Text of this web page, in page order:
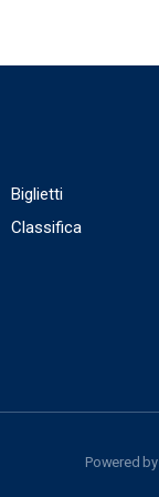
Biglietti
Classifica
Powered by